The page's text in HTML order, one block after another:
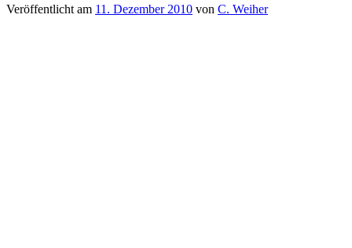
Veröffentlicht am 11. Dezember 2010 von C. Weiher